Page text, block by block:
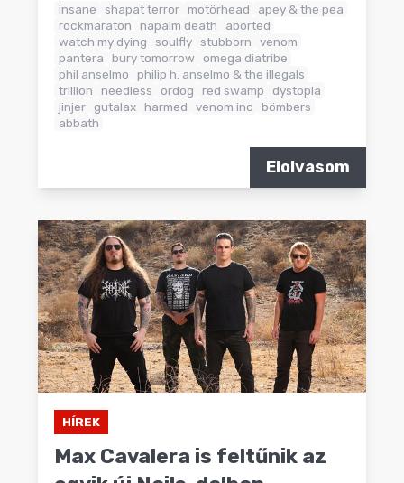
insane shapat terror motörhead
apey & the pea
rockmaraton
napalm death
aborted
watch my dying
soulfly stubborn
venom
pantera
bury tomorrow
omega diatribe
phil anselmo
philip h. anselmo & the illegals
trillion
needless ordog red swamp
dystopia
jinjer
gutalax harmed venom inc
bömbers
abbath
Elolvasom
HÍREK
Max Cavalera is feltűnik az